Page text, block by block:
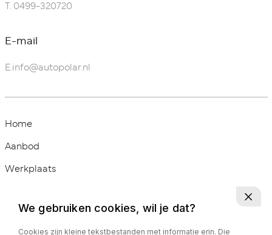
T. 0499-320720
E-mail
E.info@autopolar.nl
Home
Aanbod
Werkplaats
Over ons
We gebruiken cookies, wil je dat?
Cookies zijn kleine tekstbestanden met informatie erin. Die